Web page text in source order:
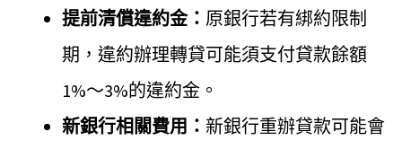
提前清償違約金： 原銀行若有綁約限制
期，違約辦理轉貸可能須支付貸款餘額
1%～3%的違約金。
新銀行相關費用： 新銀行重辦貸款可能會